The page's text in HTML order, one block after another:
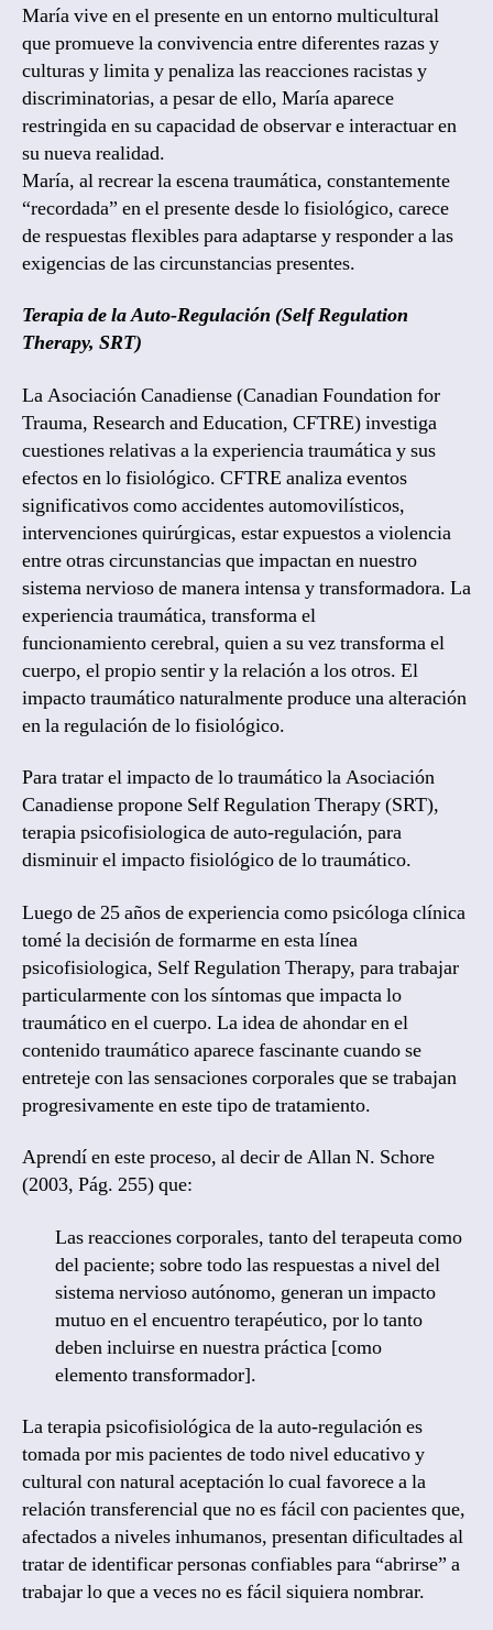
María vive en el presente en un entorno multicultural
que promueve la convivencia entre diferentes razas y
culturas y limita y penaliza las reacciones racistas y
discriminatorias, a pesar de ello, María aparece
restringida en su capacidad de observar e interactuar en
su nueva realidad.
María, al recrear la escena traumática, constantemente
“recordada” en el presente desde lo fisiológico, carece
de respuestas flexibles para adaptarse y responder a las
exigencias de las circunstancias presentes.
Terapia de la Auto-Regulación (Self Regulation
Therapy, SRT)
La Asociación Canadiense (Canadian Foundation for
Trauma, Research and Education, CFTRE) investiga
cuestiones relativas a la experiencia traumática y sus
efectos en lo fisiológico. CFTRE analiza eventos
significativos como accidentes automovilísticos,
intervenciones quirúrgicas, estar expuestos a violencia
entre otras circunstancias que impactan en nuestro
sistema nervioso de manera intensa y transformadora. La
experiencia traumática, transforma el
funcionamiento cerebral, quien a su vez transforma el
cuerpo, el propio sentir y la relación a los otros. El
impacto traumático naturalmente produce una alteración
en la regulación de lo fisiológico.
Para tratar el impacto de lo traumático la Asociación
Canadiense propone Self Regulation Therapy (SRT),
terapia psicofisiologica de auto-regulación, para
disminuir el impacto fisiológico de lo traumático.
Luego de 25 años de experiencia como psicóloga clínica
tomé la decisión de formarme en esta línea
psicofisiologica, Self Regulation Therapy, para trabajar
particularmente con los síntomas que impacta lo
traumático en el cuerpo. La idea de ahondar en el
contenido traumático aparece fascinante cuando se
entreteje con las sensaciones corporales que se trabajan
progresivamente en este tipo de tratamiento.
Aprendí en este proceso, al decir de Allan N. Schore
(2003, Pág. 255) que:
Las reacciones corporales, tanto del terapeuta como
del paciente; sobre todo las respuestas a nivel del
sistema nervioso autónomo, generan un impacto
mutuo en el encuentro terapéutico, por lo tanto
deben incluirse en nuestra práctica [como
elemento transformador].
La terapia psicofisiológica de la auto-regulación es
tomada por mis pacientes de todo nivel educativo y
cultural con natural aceptación lo cual favorece a la
relación transferencial que no es fácil con pacientes que,
afectados a niveles inhumanos, presentan dificultades al
tratar de identificar personas confiables para “abrirse” a
trabajar lo que a veces no es fácil siquiera nombrar.